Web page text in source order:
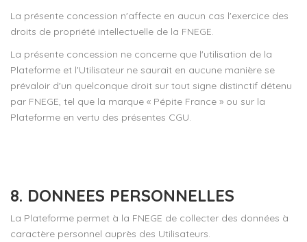
La présente concession n'affecte en aucun cas l'exercice des
droits de propriété intellectuelle de la FNEGE.
La présente concession ne concerne que l'utilisation de la
Plateforme et l'Utilisateur ne saurait en aucune manière se
prévaloir d'un quelconque droit sur tout signe distinctif détenu
par FNEGE, tel que la marque « Pépite France » ou sur la
Plateforme en vertu des présentes CGU.
8. DONNEES PERSONNELLES
La Plateforme permet à la FNEGE de collecter des données à
caractère personnel auprès des Utilisateurs.